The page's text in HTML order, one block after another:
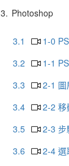
3. Photoshop
3.1
1-0
3.2
1-1
3.3
2-1 圖
3.4
2-2 移
3.5
2-3 步
3.6
2-4 選